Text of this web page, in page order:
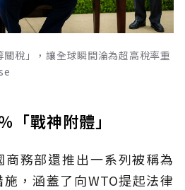
稅」，讓全球瞬間淪為超高稅率重
「戰神附體」
務部還推出一系列被稱為
施，涵蓋了向WTO提起法律